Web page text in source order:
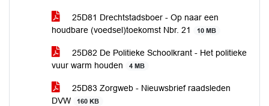
25D81 Drechtstadsboer - Op naar een
houdbare (voedsel)toekomst Nbr. 21
10 MB
25D82 De Politieke Schoolkrant - Het politieke
vuur warm houden
4 MB
25D83 Zorgweb - Nieuwsbrief raadsleden
DVW
160 KB